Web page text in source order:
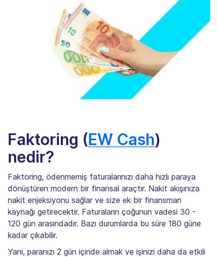
Faktoring (EW Cash)
nedir?
Faktoring, ödenmemiş faturalarınızı daha hızlı paraya
dönüştüren modern bir finansal araçtır. Nakit akışınıza
nakit enjeksiyonu sağlar ve size ek bir finansman
kaynağı getirecektir. Faturaların çoğunun vadesi 30 -
120 gün arasındadır. Bazı durumlarda bu süre 180 güne
kadar çıkabilir.
Yani, paranızı 2 gün içinde almak ve işinizi daha da etkili